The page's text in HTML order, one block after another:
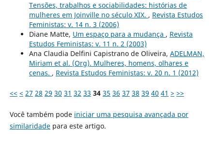
Tensões, trabalhos e sociabilidades: histórias de
mulheres em Joinville no século XIX. , Revista Estudos
Feministas: v. 14 n. 3 (2006)
Diane Matte, Um espaço para a mudança , Revista
Estudos Feministas: v. 11 n. 2 (2003)
Ana Claudia Delfini Capistrano de Oliveira, ADELMAN,
Miriam et al. (Org). Mulheres, homens, olhares e
cenas. , Revista Estudos Feministas: v. 20 n. 1 (2012)
<< < 27 28 29 30 31 32 33 34 35 36 37 38 39 40 41 > >>
Você também pode iniciar uma pesquisa avançada por
similaridadepara este artigo.